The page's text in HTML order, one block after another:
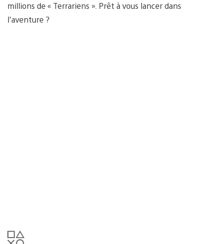
millions de « Terrariens ». Prêt à vous lancer dans
l’aventure ?